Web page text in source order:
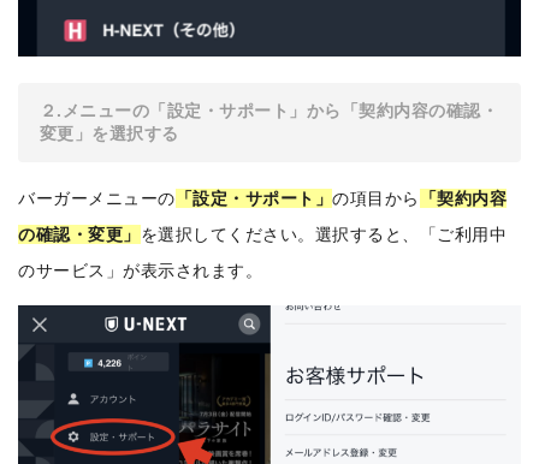
２.メニューの「設定・サポート」から「契約内容の確認・
変更」を選択する
バーガーメニューの 「設定・サポート」の項目から
「契約内容
の確認・変更」 を選択してください。選択すると、「ご利用中
のサービス」が表示されます。